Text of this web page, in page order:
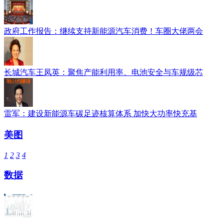
政府工作报告：继续支持新能源汽车消费！车圈大佬两会
长城汽车王凤英：聚焦产能利用率、电池安全与车规级芯
雷军：建设新能源车碳足迹核算体系 加快大功率快充基
美图
1 2 3 4
数据